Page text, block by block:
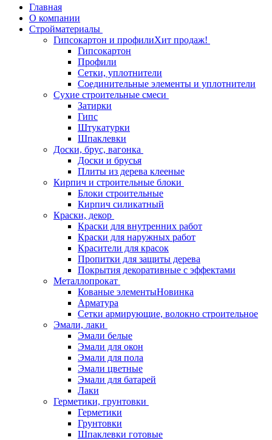
Главная
О компании
Стройматериалы
Гипсокартон и профилиХит продаж!
Гипсокартон
Профили
Сетки, уплотнители
Соединительные элементы и уплотнители
Сухие строительные смеси
Затирки
Гипс
Штукатурки
Шпаклевки
Доски, брус, вагонка
Доски и брусья
Плиты из дерева клееные
Кирпич и строительные блоки
Блоки строительные
Кирпич силикатный
Краски, декор
Краски для внутренних работ
Краски для наружных работ
Красители для красок
Пропитки для защиты дерева
Покрытия декоративные с эффектами
Металлопрокат
Кованые элементыНовинка
Арматура
Сетки армирующие, волокно строительное
Эмали, лаки
Эмали белые
Эмали для окон
Эмали для пола
Эмали цветные
Эмали для батарей
Лаки
Герметики, грунтовки
Герметики
Грунтовки
Шпаклевки готовые